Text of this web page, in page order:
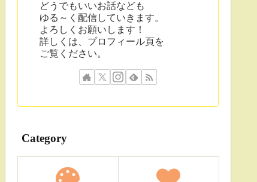
どうでもいいお話なども
ゆる～く配信していきます。
よろしくお願いします！
詳しくは、プロフィール頁を
ご覧ください。
Category